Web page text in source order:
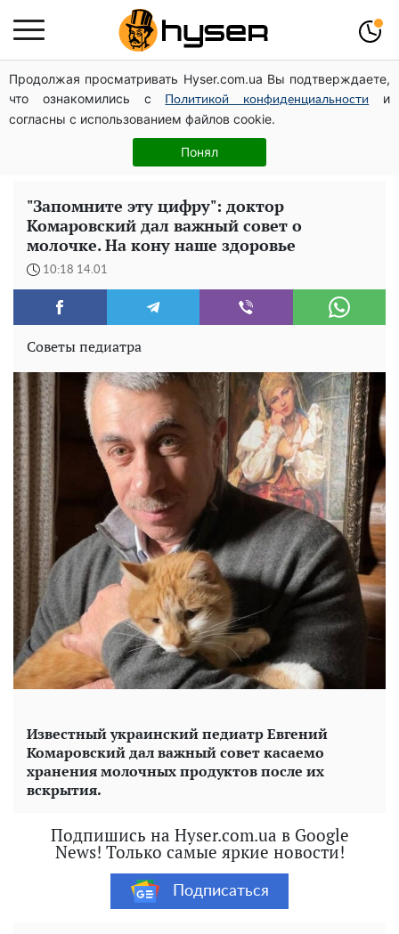
Продолжая просматривать Hyser.com.ua Вы подтверждаете,
что ознакомились с
Политикой конфиденциальности
и
согласны с использованием файлов cookie.
Понял
Дроны с наценкой: Александр Конотопский вывел
миллионы оборонного бюджета через фиктивную
фирму в Эстонии
Елена Тополя слив видео – это далеко не все:
фронтмен "Антитела" Тарас Тополя стал следующим
"Запомните эту цифру": доктор
Комаровский дал важный совет о
молочке. На кону наше здоровье
10:18 14.01
Советы педиатра
Известный украинский педиатр Евгений
Комаровский дал важный совет касаемо
хранения молочных продуктов после их
вскрытия.
Подпишись на Hyser.com.ua в Google
News! Только самые яркие новости!
Подписаться